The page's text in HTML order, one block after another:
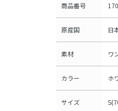
商品番号
原産国 日
素材 ワ
カラー ホ
サイズ